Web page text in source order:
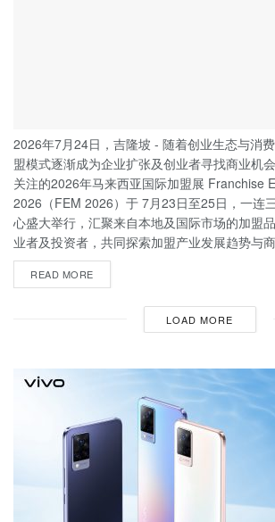
2026年7月24日，吉隆坡 - 随着创业生态与消
盟模式逐渐成为企业扩张及创业者寻找商业机
关注的2026年马来西亚国际加盟展 Franchise
2026（FEM 2026）于 7月23日至25日，一连
心盛大举行，汇聚来自本地及国际市场的加盟
业者及投资者，共同探索加盟产业发展趋势与商
READ MORE
LOAD MORE